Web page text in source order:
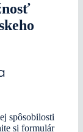
spôsobilosti
si formulár